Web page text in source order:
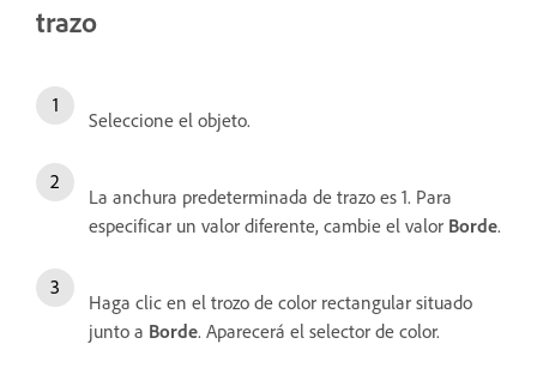
trazo
Seleccione el objeto.
La anchura predeterminada de trazo es 1. Para
especificar un valor diferente, cambie el valor Borde.
Haga clic en el trozo de color rectangular situado
junto a Borde. Aparecerá el selector de color.